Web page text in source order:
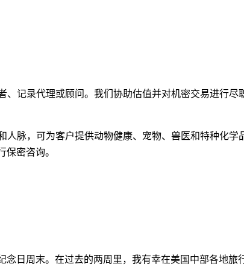
、记录代理或顾问。我们协助估值并对机密交易进行尽
人脉，可为客户提供动物健康、宠物、兽医和特种化学
密咨询。
日周末。在过去的两周里，我有幸在美国中部各地旅